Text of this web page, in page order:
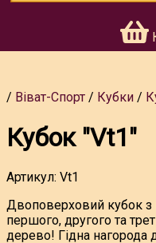
Віват-Спорт Кубки
Кубок "Vt1"
Артикул: Vt1
Двоповерховий кубок
першого, другого та
дерево! Гідна нагорода